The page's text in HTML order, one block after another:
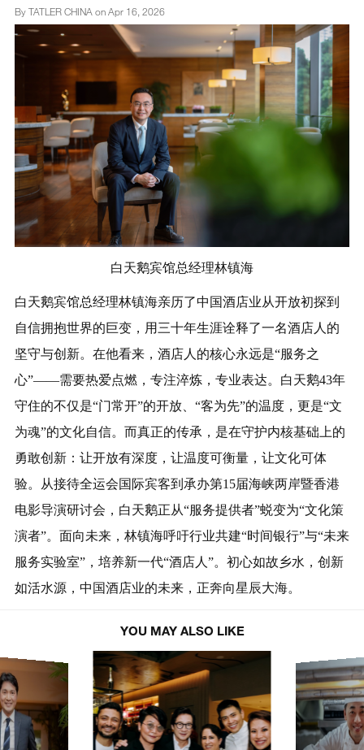
By TATLER CHINA onApr 16, 2026
白天鹅宾馆总经理林镇海
白天鹅宾馆总经理林镇海亲历了中国酒店业从开放初探到
自信拥抱世界的巨变，用三十年生涯诠释了一名酒店人的
坚守与创新。在他看来，酒店人的核心永远是“服务之
心”——需要热爱点燃，专注淬炼，专业表达。白天鹅43年
守住的不仅是“门常开”的开放、“客为先”的温度，更是“文
为魂”的文化自信。而真正的传承，是在守护内核基础上的
勇敢创新：让开放有深度，让温度可衡量，让文化可体
验。从接待全运会国际宾客到承办第15届海峡两岸暨香港
电影导演研讨会，白天鹅正从“服务提供者”蜕变为“文化策
演者”。面向未来，林镇海呼吁行业共建“时间银行”与“未来
服务实验室”，培养新一代“酒店人”。初心如故乡水，创新
如活水源，中国酒店业的未来，正奔向星辰大海。
YOU MAY ALSO LIKE